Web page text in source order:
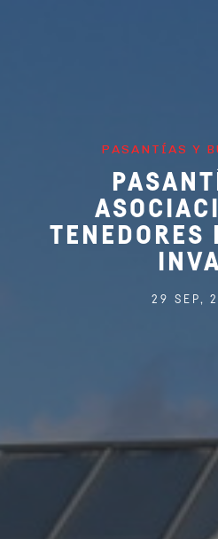
PASANTÍAS Y
TENEDORES
29 SEP,